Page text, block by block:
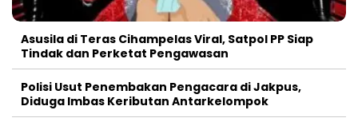
Asusila di Teras Cihampelas Viral, Satpol PP Siap
Tindak dan Perketat Pengawasan
Polisi Usut Penembakan Pengacara di Jakpus,
Diduga Imbas Keributan Antarkelompok